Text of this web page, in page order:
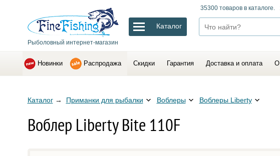
Рыболовный интернет-магазин
Каталог
35300 товаров в каталоге.
Новинки Распродажа Скидки Гарантия Доставка и оплата О
Каталог→ Приманки для рыбалки Воблеры Воблеры Liberty
Воблер Liberty Bite 110F